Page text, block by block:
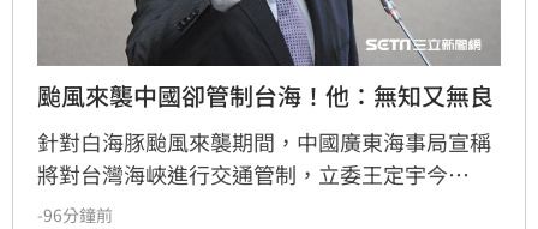
颱風來襲中國卻管制台海！他：無知又無良
針對白海豚颱風來襲期間，中國廣東海事局宣稱
將對台灣海峽進行交通管制，立委王定宇今
（8）日嚴詞批評，直指中國政府此舉既無知又
-96分鐘前